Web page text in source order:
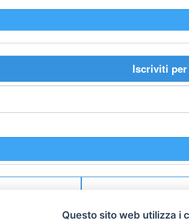
Iscriviti per
Questo sito web utilizza i